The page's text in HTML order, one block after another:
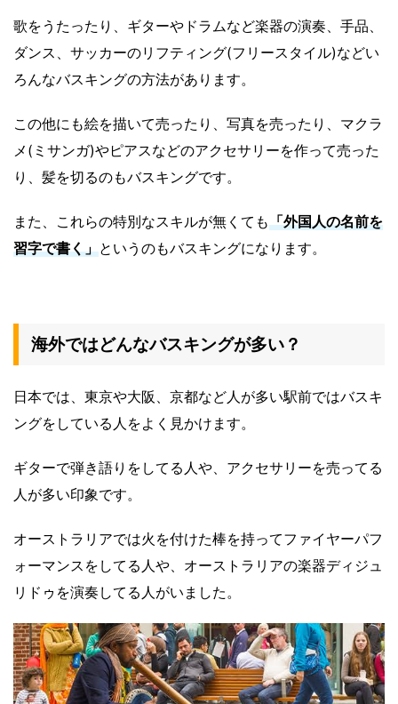
歌をうたったり、ギターやドラムなど楽器の演奏、手品、
ダンス、サッカーのリフティング(フリースタイル)などい
ろんなバスキングの方法があります。
この他にも絵を描いて売ったり、写真を売ったり、マクラ
メ(ミサンガ)やピアスなどのアクセサリーを作って売った
り、髪を切るのもバスキングです。
また、これらの特別なスキルが無くても「外国人の名前を
習字で書く」というのもバスキングになります。
海外ではどんなバスキングが多い？
日本では、東京や大阪、京都など人が多い駅前ではバスキ
ングをしている人をよく見かけます。
ギターで弾き語りをしてる人や、アクセサリーを売ってる
人が多い印象です。
オーストラリアでは火を付けた棒を持ってファイヤーパフ
ォーマンスをしてる人や、オーストラリアの楽器ディジュ
リドゥを演奏してる人がいました。